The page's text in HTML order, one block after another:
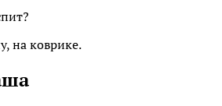
на коврике.